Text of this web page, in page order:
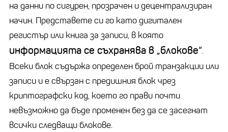
на данни по сигурен, прозрачен и децентрализиран
начин. Представете си го като дигитален
регистър или книга за записи, в която
информацията се съхранява в „блокове“.
Всеки блок съдържа определен брой транзакции или
записи и е свързан с предишния блок чрез
криптографски код, което го прави почти
невъзможно да бъде променен без да се засегнат
всички следващи блокове.